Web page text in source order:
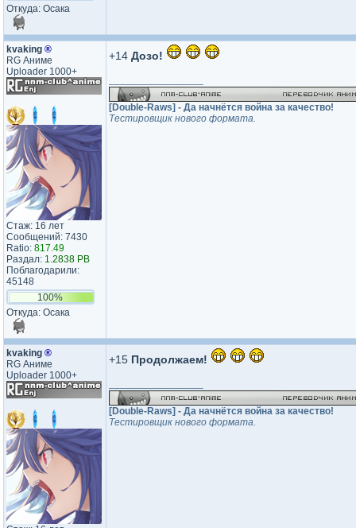
Откуда: Осака
kvaking ®
RG Аниме
Uploader 1000+
Стаж: 16 лет
Сообщений: 7430
Ratio: 817.49
Раздал: 1.2838 PB
Поблагодарили:
45148
100%
Откуда: Осака
+14 Дозо!
[Double-Raws] - Да начнётся война за качество!
Тестировщик нового формата.
kvaking ®
RG Аниме
Uploader 1000+
+15 Продолжаем!
[Double-Raws] - Да начнётся война за качество!
Тестировщик нового формата.